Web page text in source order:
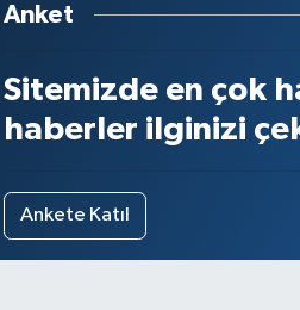
Anket
Sitemizde en çok
haberler ilginizi
Ankete Katıl